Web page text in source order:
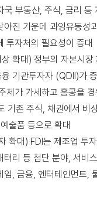
국 부동산, 주식, 금리 등
아진 가운데 과잉유동성
투자처의 필요성이 증대
확대) 정부의 자본시장
기관투자자 (QDII)가
체가 가세하고 홍콩을
기존 주식, 채권에서 비
술품 등으로 확대
확대) FDI는 제조업 투
터리 등 첨단 분야, 서비
임, 금융, 엔터테인먼트,